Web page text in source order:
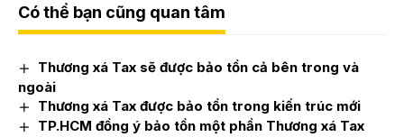
Có thể bạn cũng quan tâm
Thương xá Tax sẽ được bảo tồn cả bên trong và
ngoài
Thương xá Tax được bảo tồn trong kiến trúc mới
TP.HCM đồng ý bảo tồn một phần Thương xá Tax